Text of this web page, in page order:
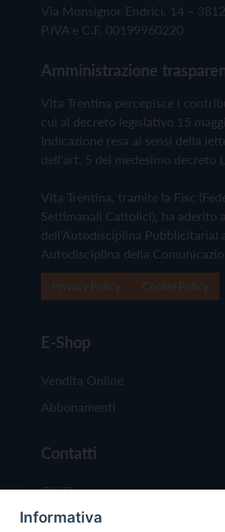
Via Monsignor Endrici, 14 –
P.IVA e C.F. 00199960220
Amministrazione
Vita Trentina percepisce i
cui al decreto legislativo 15
Indicazione resa ai sensi della
dell'art. 5 del medesimo decreto
Vita Trentina, tramite la Fisc
Settimanali Cattolici), ha aderito
dell'Autodisciplina Pubblicitaria)
Autodisciplina della
E-Shop
Vendita Online
Abbonamenti
Contatti
Chi Siamo
Redazione
Informativa